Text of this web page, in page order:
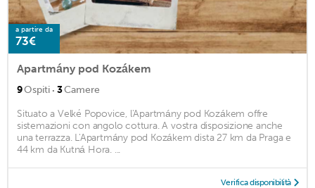
a partire da
73€
Apartmány pod Kozákem
9Ospiti · 3Camere
Situato a Velké Popovice, l'Apartmány pod Kozákem offre
sistemazioni con angolo cottura. A vostra disposizione anche
una terrazza. L'Apartmány pod Kozákem dista 27 km da Praga e
44 km da Kutná Hora. ...
Verifica disponibilità